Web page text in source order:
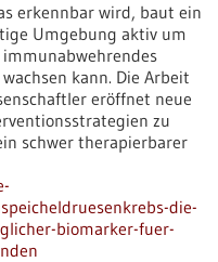
erkennbar wird, baut ein
Umgebung aktiv um
kann. Die Arbeit
eröffnet neue
zu
schwer therapierbarer
die-
biomarker-fuer-